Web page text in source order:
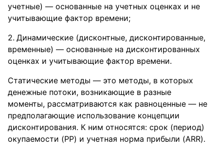
учетные) — основанные на учетных оценках и не
учитывающие фактор времени;
Динамические (дисконтные, дисконтированные,
временные) — основанные на дисконтированных
оценках и учитывающие фактор времени.
Статические методы — это методы, в которых
денежные потоки, возникающие в разные
моменты, рассматриваются как равноценные — не
предполагающие использование концепции
дисконтирования. К ним относятся: срок (период)
окупаемости (PP) и учетная норма прибыли (ARR).